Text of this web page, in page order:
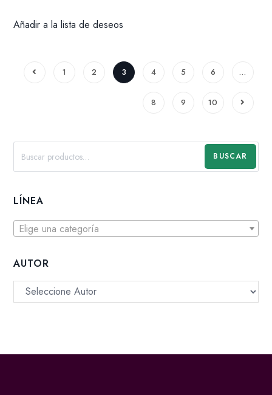
Añadir a la lista de deseos
1 2 3 4 5 6 …
8 9 10
BUSCAR
LÍNEA
Elige una categoría
AUTOR